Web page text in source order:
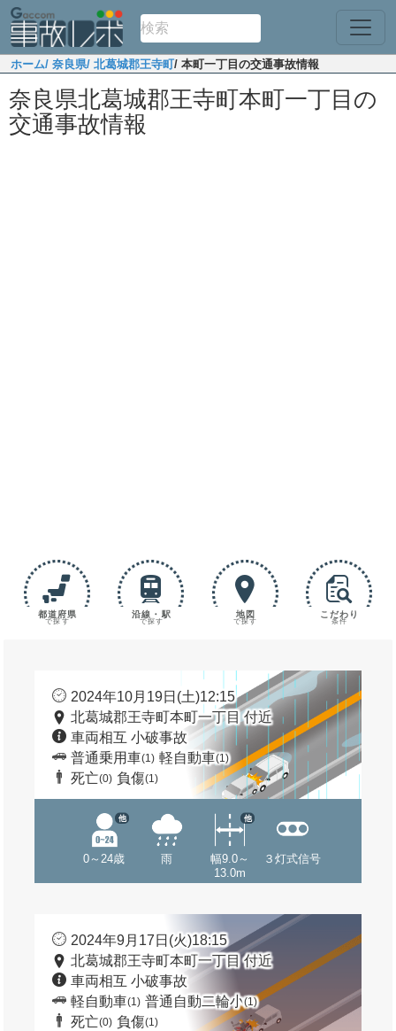
ホーム/ 奈良県/ 北葛城郡王寺町/ 本町一丁目の交通事故情報
奈良県北葛城郡王寺町本町一丁目の
交通事故情報
都道府県
で探す
沿線・駅
で探す
地図
で探す
こだわり
条件
2024年10月19日(土)12:15
北葛城郡王寺町本町一丁目 付近
車両相互 小破事故
普通乗用車(1) 軽自動車(1)
死亡(0) 負傷(1)
0～24歳
他
雨
幅9.0～
13.0m
他
３灯式信号
2024年9月17日(火)18:15
北葛城郡王寺町本町一丁目 付近
車両相互 小破事故
軽自動車(1) 普通自動二輪小(1)
死亡(0) 負傷(1)